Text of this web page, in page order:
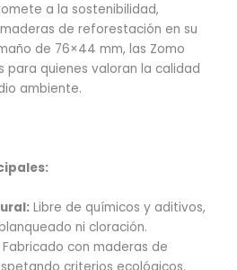
a la sostenibilidad,
de reforestación en su
de 76×44 mm, las Zomo
para quienes valoran la calidad
ambiente.
Libre de químicos y aditivos,
ni cloración.
Fabricado con maderas de